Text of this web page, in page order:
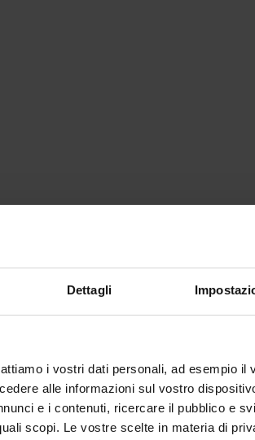
Dettagli
i vostri dati personali, ad esempio il
alle informazioni sul vostro
e i contenuti, ricercare il pubblico e
scopi. Le vostre scelte in materia di